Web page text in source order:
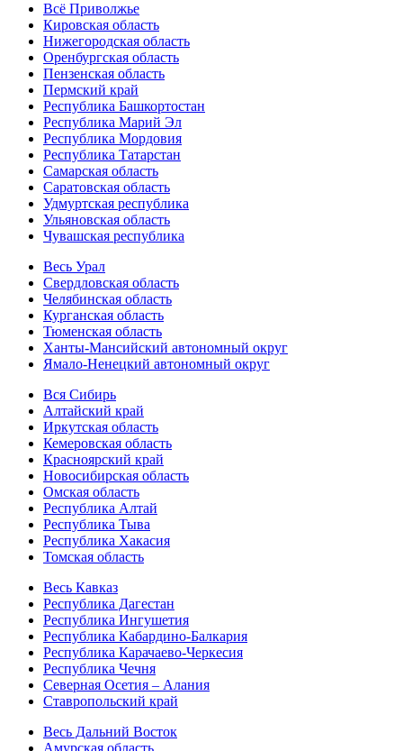
Всё Приволжье
Кировская область
Нижегородская область
Оренбургская область
Пензенская область
Пермский край
Республика Башкортостан
Республика Марий Эл
Республика Мордовия
Республика Татарстан
Самарская область
Саратовская область
Удмуртская республика
Ульяновская область
Чувашская республика
Весь Урал
Свердловская область
Челябинская область
Курганская область
Тюменская область
Ханты-Мансийский автономный округ
Ямало-Ненецкий автономный округ
Вся Сибирь
Алтайский край
Иркутская область
Кемеровская область
Красноярский край
Новосибирская область
Омская область
Республика Алтай
Республика Тыва
Республика Хакасия
Томская область
Весь Кавказ
Республика Дагестан
Республика Ингушетия
Республика Кабардино-Балкария
Республика Карачаево-Черкесия
Республика Чечня
Северная Осетия – Алания
Ставропольский край
Весь Дальний Восток
Амурская область